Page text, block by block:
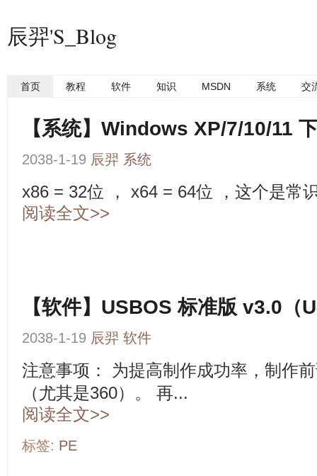
辰羿'S_Blog
首页 教程 软件 知识 MSDN 系统 交
【系统】Windows XP/7/10/11
2038-1-19 辰羿 系统
x86 = 32位 ， x64 = 64位 ，这个是常
阅读全文>>
【软件】USBOS 标准版 v3.0（
2038-1-19 辰羿 软件
注意事项： 为提高制作成功率，制作
（尤其是360）。 再...
阅读全文>>
标签: PE